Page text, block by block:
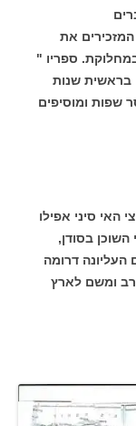
את
ספריו "
בראשית שנות
שפות ומוסיפים
האי סיני אפילו
בסודן,
דרומה
ומשם לארץ